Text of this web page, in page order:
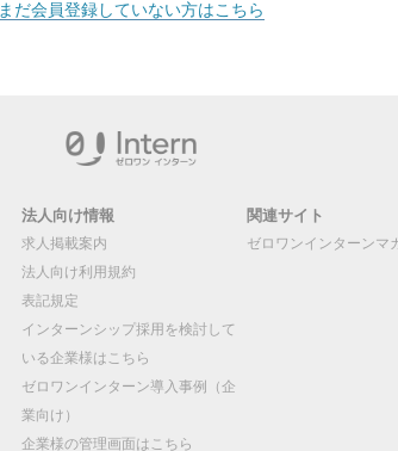
まだ会員登録していない方はこちら
法人向け情報
求人掲載案内
法人向け利用規約
表記規定
インターンシップ採用を検討して
いる企業様はこちら
ゼロワンインターン導入事例（企
業向け）
企業様の管理画面はこちら
関連サイト
ゼロワンインターンマ